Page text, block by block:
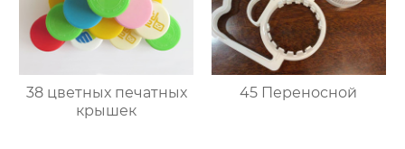
38 цветных печатных
крышек
45 Переносной